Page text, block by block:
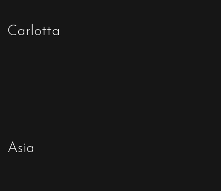
Carlotta
Asia